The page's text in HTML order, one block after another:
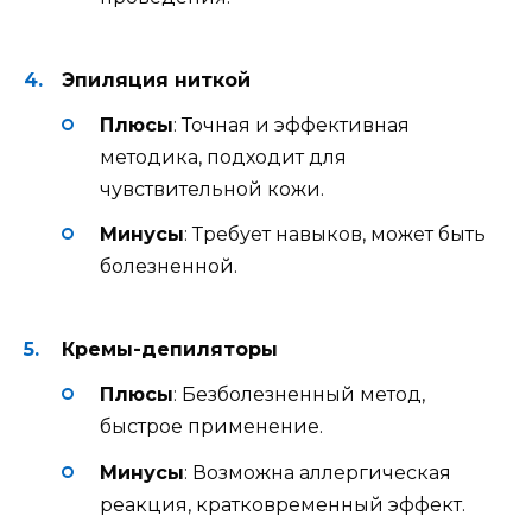
Эпиляция ниткой
Плюсы: Точная и эффективная
методика, подходит для
чувствительной кожи.
Минусы: Требует навыков, может быть
болезненной.
Кремы-депиляторы
Плюсы: Безболезненный метод,
быстрое применение.
Минусы: Возможна аллергическая
реакция, кратковременный эффект.